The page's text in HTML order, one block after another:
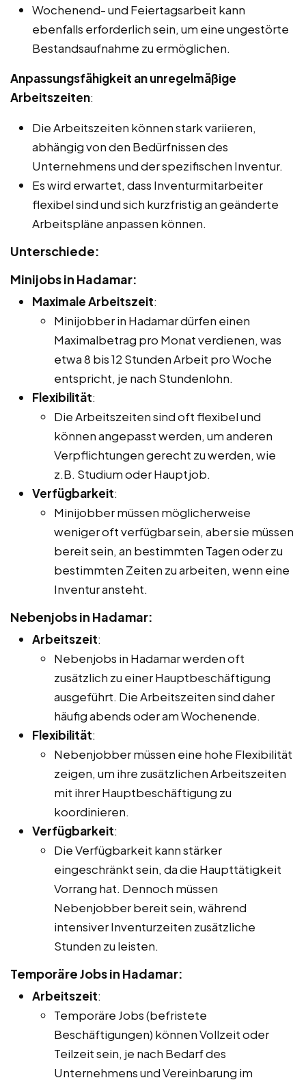
Wochenend- und Feiertagsarbeit kann
ebenfalls erforderlich sein, um eine ungestörte
Bestandsaufnahme zu ermöglichen.
Anpassungsfähigkeit an unregelmäßige
Arbeitszeiten:
Die Arbeitszeiten können stark variieren,
abhängig von den Bedürfnissen des
Unternehmens und der spezifischen Inventur.
Es wird erwartet, dass Inventurmitarbeiter
flexibel sind und sich kurzfristig an geänderte
Arbeitspläne anpassen können.
Unterschiede:
Minijobs in Hadamar:
Maximale Arbeitszeit:
Minijobber in Hadamar dürfen einen
Maximalbetrag pro Monat verdienen, was
etwa 8 bis 12 Stunden Arbeit pro Woche
entspricht, je nach Stundenlohn.
Flexibilität:
Die Arbeitszeiten sind oft flexibel und
können angepasst werden, um anderen
Verpflichtungen gerecht zu werden, wie
z.B. Studium oder Hauptjob.
Verfügbarkeit:
Minijobber müssen möglicherweise
weniger oft verfügbar sein, aber sie müssen
bereit sein, an bestimmten Tagen oder zu
bestimmten Zeiten zu arbeiten, wenn eine
Inventur ansteht.
Nebenjobs in Hadamar:
Arbeitszeit:
Nebenjobs in Hadamar werden oft
zusätzlich zu einer Hauptbeschäftigung
ausgeführt. Die Arbeitszeiten sind daher
häufig abends oder am Wochenende.
Flexibilität:
Nebenjobber müssen eine hohe Flexibilität
zeigen, um ihre zusätzlichen Arbeitszeiten
mit ihrer Hauptbeschäftigung zu
koordinieren.
Verfügbarkeit:
Die Verfügbarkeit kann stärker
eingeschränkt sein, da die Haupttätigkeit
Vorrang hat. Dennoch müssen
Nebenjobber bereit sein, während
intensiver Inventurzeiten zusätzliche
Stunden zu leisten.
Temporäre Jobs in Hadamar:
Arbeitszeit:
Temporäre Jobs (befristete
Beschäftigungen) können Vollzeit oder
Teilzeit sein, je nach Bedarf des
Unternehmens und Vereinbarung im